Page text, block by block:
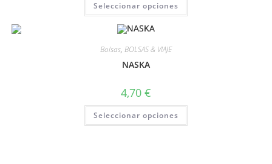
Seleccionar opciones
Bolsas, BOLSAS & VIAJE
NASKA
4,70 €
Seleccionar opciones